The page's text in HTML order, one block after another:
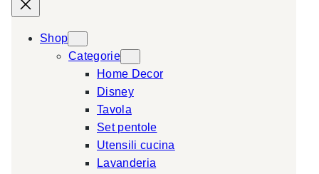
s
c
Shop
Categorie
Home Decor
Disney
Tavola
Set pentole
Utensili cucina
Lavanderia